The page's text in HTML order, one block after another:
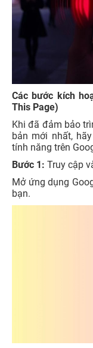
Các bước kích
This Page)
Khi đã đảm bảo
bản mới nhất,
tính năng trên
Bước 1: Truy cập
Mở ứng dụng
bạn.